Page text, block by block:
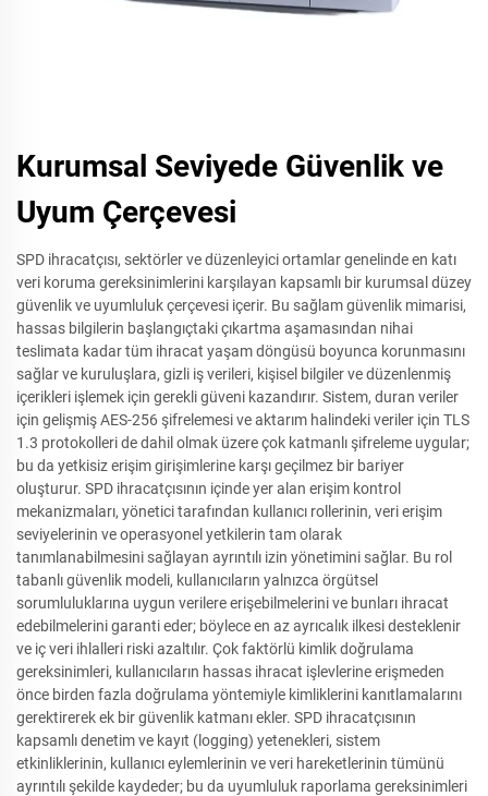
Kurumsal Seviyede Güvenlik ve
Uyum Çerçevesi
SPD ihracatçısı, sektörler ve düzenleyici ortamlar genelinde en katı
veri koruma gereksinimlerini karşılayan kapsamlı bir kurumsal düzey
güvenlik ve uyumluluk çerçevesi içerir. Bu sağlam güvenlik mimarisi,
hassas bilgilerin başlangıçtaki çıkartma aşamasından nihai
teslimata kadar tüm ihracat yaşam döngüsü boyunca korunmasını
sağlar ve kuruluşlara, gizli iş verileri, kişisel bilgiler ve düzenlenmiş
içerikleri işlemek için gerekli güveni kazandırır. Sistem, duran veriler
için gelişmiş AES-256 şifrelemesi ve aktarım halindeki veriler için TLS
1.3 protokolleri de dahil olmak üzere çok katmanlı şifreleme uygular;
bu da yetkisiz erişim girişimlerine karşı geçilmez bir bariyer
oluşturur. SPD ihracatçısının içinde yer alan erişim kontrol
mekanizmaları, yönetici tarafından kullanıcı rollerinin, veri erişim
seviyelerinin ve operasyonel yetkilerin tam olarak
tanımlanabilmesini sağlayan ayrıntılı izin yönetimini sağlar. Bu rol
tabanlı güvenlik modeli, kullanıcıların yalnızca örgütsel
sorumluluklarına uygun verilere erişebilmelerini ve bunları ihracat
edebilmelerini garanti eder; böylece en az ayrıcalık ilkesi desteklenir
ve iç veri ihlalleri riski azaltılır. Çok faktörlü kimlik doğrulama
gereksinimleri, kullanıcıların hassas ihracat işlevlerine erişmeden
önce birden fazla doğrulama yöntemiyle kimliklerini kanıtlamalarını
gerektirerek ek bir güvenlik katmanı ekler. SPD ihracatçısının
kapsamlı denetim ve kayıt (logging) yetenekleri, sistem
etkinliklerinin, kullanıcı eylemlerinin ve veri hareketlerinin tümünü
ayrıntılı şekilde kaydeder; bu da uyumluluk raporlama gereksinimleri